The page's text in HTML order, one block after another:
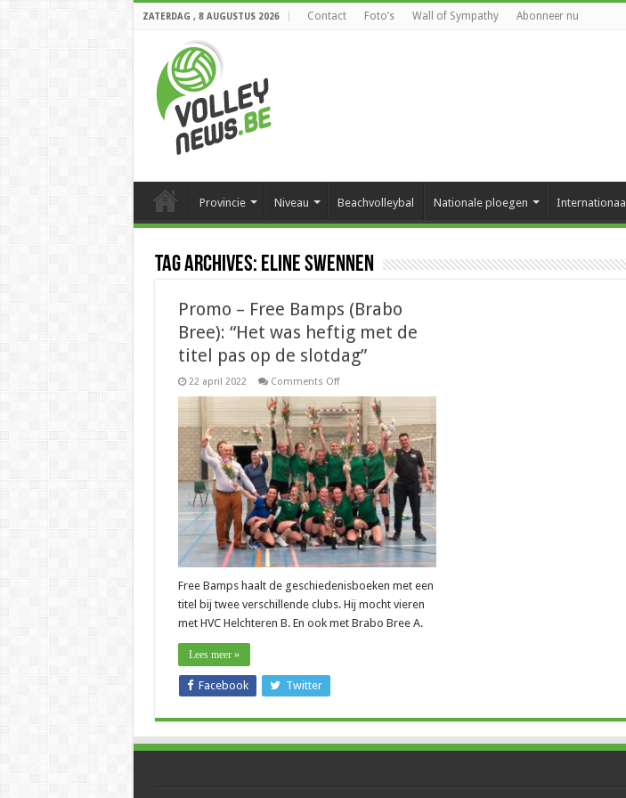
ZATERDAG , 8 AUGUSTUS 2026 Contact Foto’s Wall of Sympathy Abonneer nu
Provincie Niveau Beachvolleybal Nationale ploegen Internationaal
Tag Archives: Eline Swennen
Promo – Free Bamps (Brabo
Bree): “Het was heftig met de
titel pas op de slotdag”
22 april 2022 Comments Offon
–
Free
Bamps
(Brabo
Bree):
“Het
was
heftig
met
de
titel
pas
op
de
slotdag”
Free Bamps haalt de geschiedenisboeken met een
titel bij twee verschillende clubs. Hij mocht vieren
met HVC Helchteren B. En ook met Brabo Bree A.
Lees meer »
Facebook Twitter